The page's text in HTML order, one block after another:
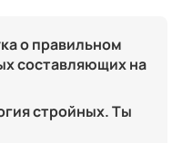
о правильном
составляющих на
стройных. Ты